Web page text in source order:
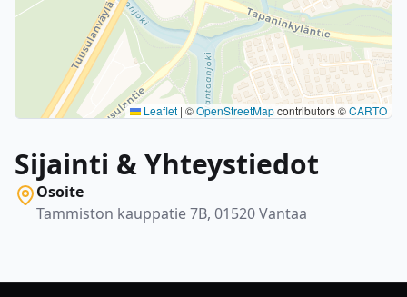
Leaflet | ©OpenStreetMapcontributors ©CARTO
Sijainti & Yhteystiedot
Osoite
Tammiston kauppatie 7B, 01520 Vantaa